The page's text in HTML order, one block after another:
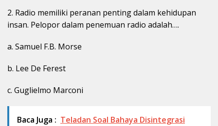
2. Radio memiliki peranan penting dalam kehidupan
insan. Pelopor dalam penemuan radio adalah….
a. Samuel F.B. Morse
b. Lee De Ferest
c. Guglielmo Marconi
Baca Juga : Teladan Soal Bahaya Disintegrasi